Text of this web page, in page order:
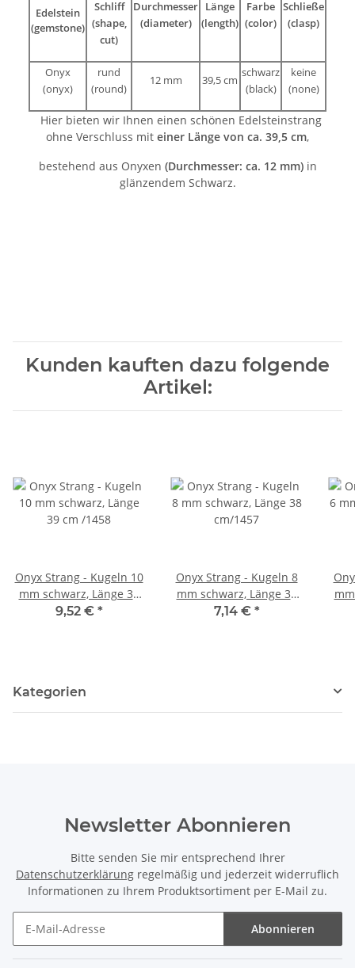
Edelstein
(gemstone)
Schliff
(shape,
cut)
Durchmesser
(diameter)
Länge
(length)
Farbe
(color)
Schließe
(clasp)
Onyx
(onyx)
rund
(round)
12 mm 39,5 cm
schwarz
(black)
keine
(none)
Hier bieten wir Ihnen einen schönen Edelsteinstrang
ohne Verschluss mit einer Länge von ca. 39,5 cm,
bestehend aus Onyxen (Durchmesser: ca. 12 mm) in
glänzendem Schwarz.
Kunden kauften dazu folgende
Artikel:
Onyx Strang - Kugeln 10
mm schwarz, Länge 39
cm /1458
9,52 € *
Onyx Strang - Kugeln 8
mm schwarz, Länge 38
cm/1457
7,14 € *
Kategorien
Newsletter Abonnieren
Bitte senden Sie mir entsprechend Ihrer
Datenschutzerklärung regelmäßig und jederzeit widerruflich
Informationen zu Ihrem Produktsortiment per E-Mail zu.
Abonnieren